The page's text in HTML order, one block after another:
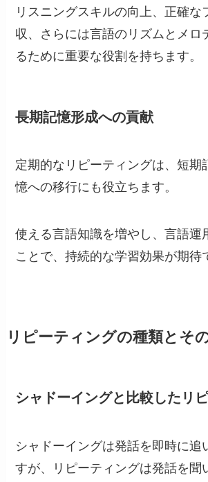
リスニングスキルの向上、正確な
収、さらには言語のリズムとメロ
るために重要な役割を持ちます。
長期記憶形成への貢献
定期的なリピーティングは、短期
憶への移行にも役立ちます。
使える言語知識を増やし、言語運
ことで、持続的な学習効果が期待
リピーティングの種類とそ
シャドーイングと比較したリ
シャドーイングは発話を即時に追
すが、リピーティングは発話を聞